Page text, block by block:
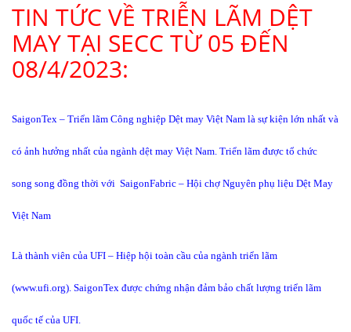
TIN TỨC VỀ TRIỄN LÃM DỆT
MAY TẠI SECC TỪ 05 ĐẾN
08/4/2023:
SaigonTex – Triển lãm Công nghiệp Dệt may Việt Nam là sự kiện lớn nhất và
có ảnh hưởng nhất của ngành dệt may Việt Nam. Triển lãm được tổ chức
song song đồng thời với SaigonFabric – Hội chợ Nguyên phụ liệu Dệt May
Việt Nam
Là thành viên của UFI – Hiệp hội toàn cầu của ngành triển lãm
(www.ufi.org). SaigonTex được chứng nhận đảm bảo chất lượng triển lãm
quốc tế của UFI.